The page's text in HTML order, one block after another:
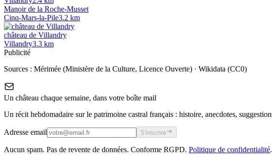
Manoir de la Roche-Musset
Cinq-Mars-la-Pile3.2 km
château de Villandry
Villandry3.3 km
Publicité
Sources : Mérimée (Ministère de la Culture, Licence Ouverte) · Wikidata (CC0)
Un château chaque semaine, dans votre boîte mail
Un récit hebdomadaire sur le patrimoine castral français : histoire, anecdotes,
Adresse email S'inscrire
Aucun spam. Pas de revente de données. Conforme RGPD. Politique de confidentialité.